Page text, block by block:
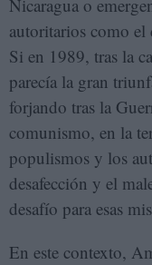
Nicaragua o
autoritarios como el
Si en 1989, tras la
parecía la gran
forjando tras la
comunismo, en la
populismos y los
desafección y el
desafío para esas
En este contexto,